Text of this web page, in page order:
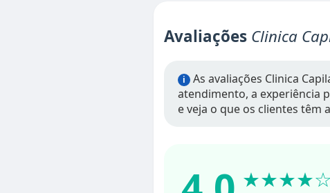
Avaliações Clinica
i
As avaliações Clinica
atendimento, a experiência
e veja o que os clientes têm
★★★★☆